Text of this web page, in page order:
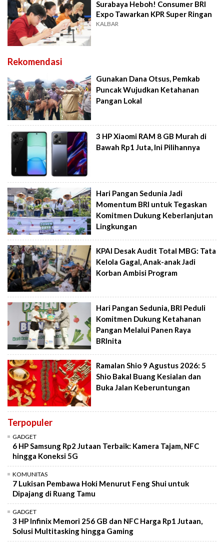
Surabaya Heboh! Consumer BRI
Expo Tawarkan KPR Super Ringan
KALBAR
Rekomendasi
Gunakan Dana Otsus, Pemkab
Puncak Wujudkan Ketahanan
Pangan Lokal
3 HP Xiaomi RAM 8 GB Murah di
Bawah Rp1 Juta, Ini Pilihannya
Hari Pangan Sedunia Jadi
Momentum BRI untuk Tegaskan
Komitmen Dukung Keberlanjutan
Lingkungan
KPAI Desak Audit Total MBG: Tata
Kelola Gagal, Anak-anak Jadi
Korban Ambisi Program
Hari Pangan Sedunia, BRI Peduli
Komitmen Dukung Ketahanan
Pangan Melalui Panen Raya
BRInita
Ramalan Shio 9 Agustus 2026: 5
Shio Bakal Buang Kesialan dan
Buka Jalan Keberuntungan
Terpopuler
GADGET
6 HP Samsung Rp2 Jutaan Terbaik: Kamera Tajam, NFC
hingga Koneksi 5G
KOMUNITAS
7 Lukisan Pembawa Hoki Menurut Feng Shui untuk
Dipajang di Ruang Tamu
GADGET
3 HP Infinix Memori 256 GB dan NFC Harga Rp1 Jutaan,
Solusi Multitasking hingga Gaming